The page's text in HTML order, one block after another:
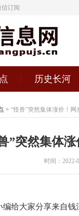
信订阅
历史长河
> “怪兽”突然集体涨价！网
”突然集体
时间：2022-
给大家分享来自